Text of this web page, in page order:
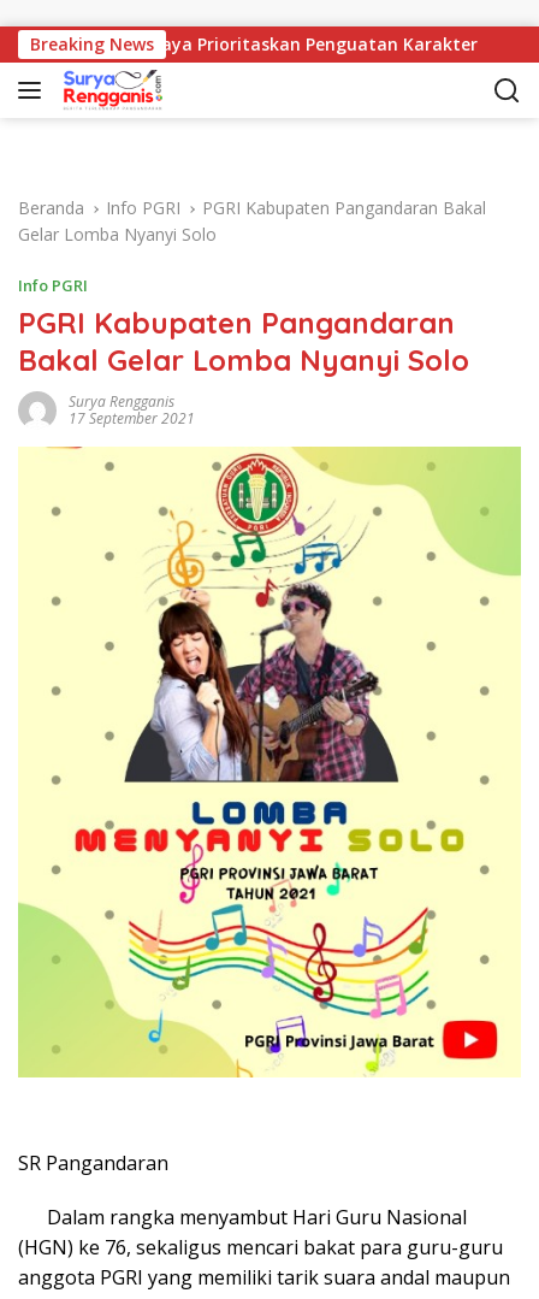
Breaking News
Mangunjaya Prioritaskan Penguatan Karakter
Beranda Info PGRI
PGRI Kabupaten Pangandaran Bakal
Gelar Lomba Nyanyi Solo
Info PGRI
PGRI Kabupaten Pangandaran
Bakal Gelar Lomba Nyanyi Solo
Surya Rengganis
17 September 2021
SR Pangandaran
Dalam rangka menyambut Hari Guru Nasional
(HGN) ke 76, sekaligus mencari bakat para guru-guru
anggota PGRI yang memiliki tarik suara andal maupun